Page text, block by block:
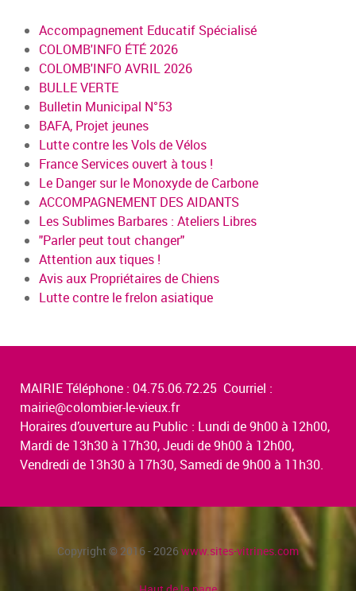
Accompagnement Educatif Spécialisé
COLOMB'INFO ÉTÉ 2026
COLOMB'INFO AVRIL 2026
BULLE VERTE
Bulletin Municipal N°53
BAFA, Projet jeunes
Lutte contre les Vols de Vélos
France Services ouvert à tous !
Le Danger sur le Monoxyde de Carbone
ACCOMPAGNEMENT DES AIDANTS
Les Sublimes Barbares : Ateliers Libres
"Parler peut tout changer"
Attention aux tiques !
Avis aux Propriétaires de Chiens
Lutte contre le frelon asiatique
MAIRIE Téléphone : 04.75.06.72.25 Courriel :
mairie@colombier-le-vieux.fr
Horaires d’ouverture au Public : Lundi de 9h00 à 12h00,
Mardi de 13h30 à 17h30, Jeudi de 9h00 à 12h00,
Vendredi de 13h30 à 17h30, Samedi de 9h00 à 11h30.
Copyright © 2016 - 2026www.sites-vitrines.com